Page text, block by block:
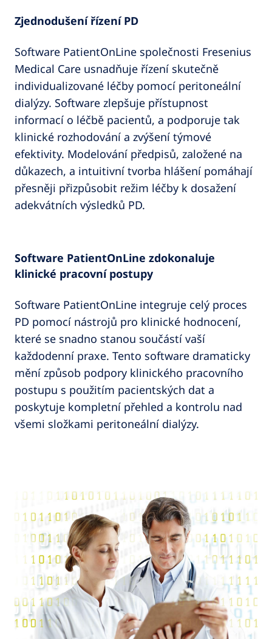
Zjednodušení řízení PD
Software PatientOnLine společnosti Fresenius
Medical Care usnadňuje řízení skutečně
individualizované léčby pomocí peritoneální
dialýzy. Software zlepšuje přístupnost
informací o léčbě pacientů, a podporuje tak
klinické rozhodování a zvýšení týmové
efektivity. Modelování předpisů, založené na
důkazech, a intuitivní tvorba hlášení pomáhají
přesněji přizpůsobit režim léčby k dosažení
adekvátních výsledků PD.
Software PatientOnLine zdokonaluje
klinické pracovní postupy
Software PatientOnLine integruje celý proces
PD pomocí nástrojů pro klinické hodnocení,
které se snadno stanou součástí vaší
každodenní praxe. Tento software dramaticky
mění způsob podpory klinického pracovního
postupu s použitím pacientských dat a
poskytuje kompletní přehled a kontrolu nad
všemi složkami peritoneální dialýzy.